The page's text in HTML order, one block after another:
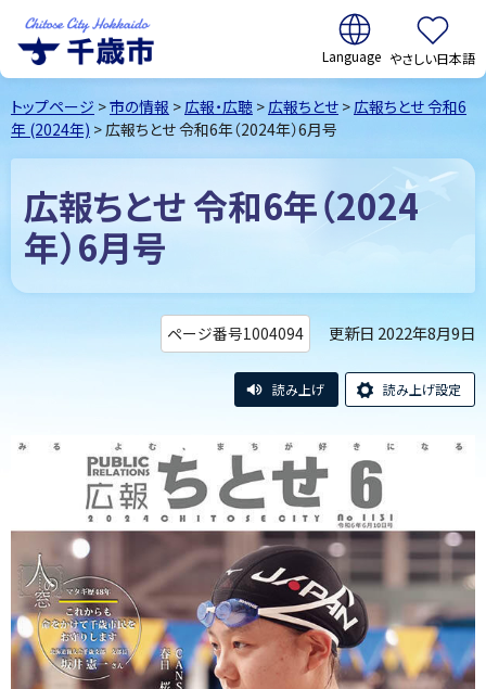
千歳市Chitose
City Hokkaido
翻訳:
やさしい日本語
トップページ >市の情報 >広報・広聴 >広報ちとせ >広報ちとせ 令和6
年 (2024年) > 広報ちとせ 令和6年（2024年）6月号
広報ちとせ 令和6年（2024
年）6月号
ページ番号1004094 更新日 2022年8月9日
読み上げ 読み上げ設定